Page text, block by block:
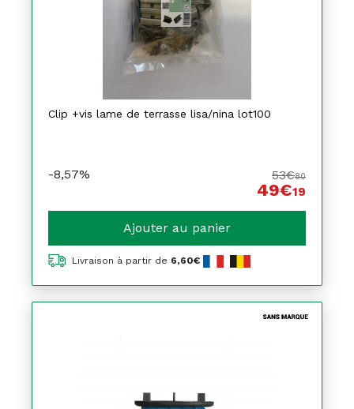
Clip +vis lame de terrasse lisa/nina lot100
-8,57% 53€80
49€19
Ajouter au panier
Livraison à partir de 6,60€